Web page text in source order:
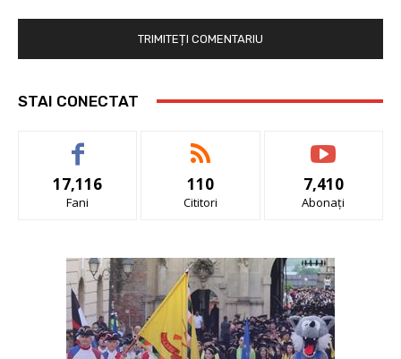
STAI CONECTAT
17,116
Fani
110
Cititori
7,410
Abonați